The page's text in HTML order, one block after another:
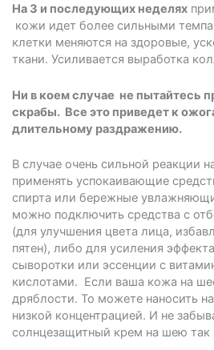
На 3 и последующих неделях
кожи идет более сильными
клетки меняются на здоровые,
ткани. Усиливается выработка
Ни в коем случае не пытайтесь
скрабы. Все это приведет к
длительному раздражению.
В случае очень сильной реакции
применять успокаивающие
спирта или бережные
можно подключить средства с
(для улучшения цвета лица,
пятен), либо для усиления
сыворотки или эссенции с
кислотами. Если ваша кожа на
дряблости. То можете наносить
низкой концентрацией. И не
солнцезащитный крем на шею так